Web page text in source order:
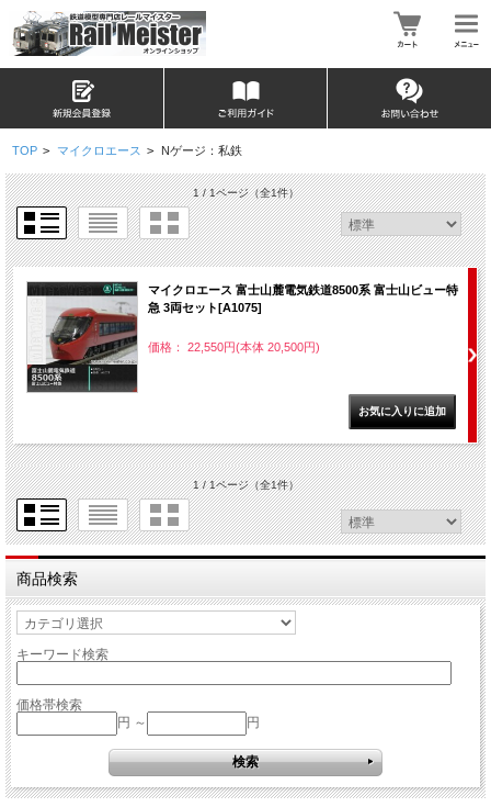
TOP > マイクロエース > Nゲージ：私鉄
1 / 1ページ（全1件）
マイクロエース 富士山麓電気鉄道8500系 富士山ビュー特
急 3両セット[A1075]
価格： 22,550円(本体 20,500円)
1 / 1ページ（全1件）
商品検索
キーワード検索
価格帯検索
円 ～
円